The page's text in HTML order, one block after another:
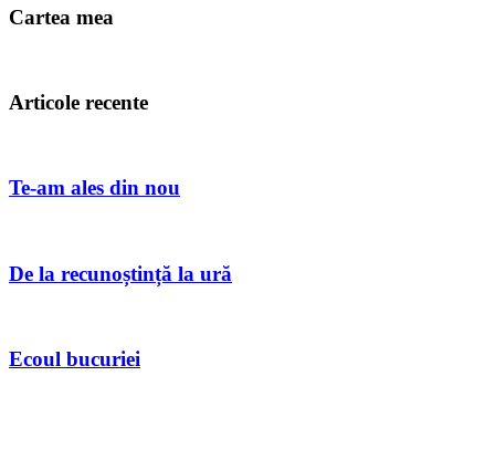
Cartea mea
Articole recente
Te-am ales din nou
De la recunoștință la ură
Ecoul bucuriei